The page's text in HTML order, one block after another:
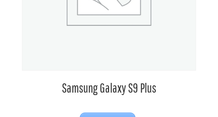
Samsung Galaxy S9 Plus